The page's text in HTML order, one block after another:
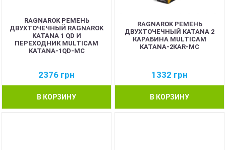
RAGNAROK РЕМЕНЬ
ДВУХТОЧЕЧНЫЙ RAGNAROK
KATANA 1 QD И
ПЕРЕХОДНИК MULTICAM
KATANA-1QD-MC
2376 грн
В КОРЗИНУ
RAGNAROK РЕМЕНЬ
ДВУХТОЧЕЧНЫЙ KATANA 2
КАРАБИНА MULTICAM
KATANA-2KAR-MC
1332 грн
В КОРЗИНУ